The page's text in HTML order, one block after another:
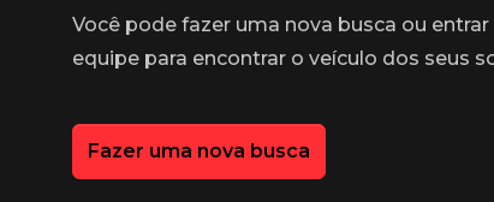
Você pode fazer uma nova busca ou
equipe para encontrar o veículo dos seus
Fazer uma nova busca